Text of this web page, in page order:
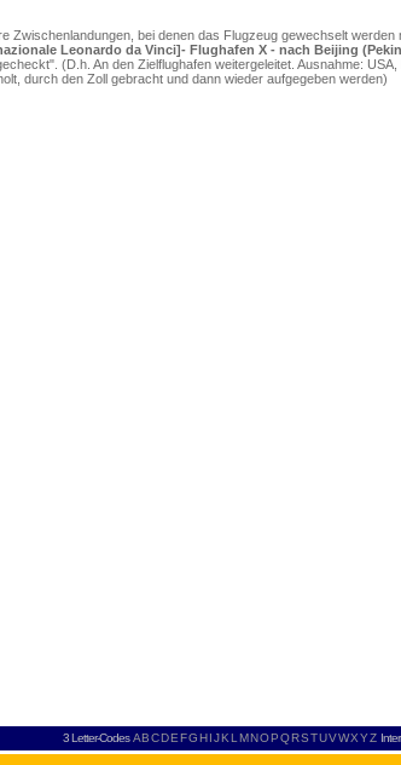
Zwischenlandungen, bei denen das Flugzeug gewechselt werden
Leonardo da Vinci]- Flughafen X - nach Beijing
(D.h. An den Zielflughafen weitergeleitet. Ausnahme:
durch den Zoll gebracht und dann wieder aufgegeben werden)
3 Letter-Codes ABCDEFGH IJKL MNOPQRSTUVWXYZ